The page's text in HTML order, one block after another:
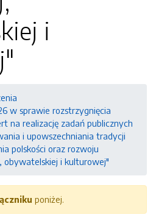
i
w sprawie rozstrzygnięcia
na realizację zadań publicznych
i upowszechniania tradycji
polskości oraz rozwoju
obywatelskiej i kulturowej"
poniżej.